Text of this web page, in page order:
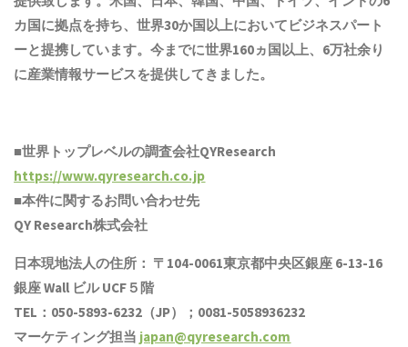
カ国に拠点を持ち、世界30か国以上においてビジネスパート
ーと提携しています。今までに世界160ヵ国以上、6万社余り
に産業情報サービスを提供してきました。
■世界トップレベルの調査会社QYResearch
https://www.qyresearch.co.jp
■本件に関するお問い合わせ先
QY Research株式会社
日本現地法人の住所： 〒104-0061東京都中央区銀座 6-13-16
銀座 Wall ビル UCF５階
TEL：050-5893-6232（JP）；0081-5058936232
マーケティング担当 japan@qyresearch.com